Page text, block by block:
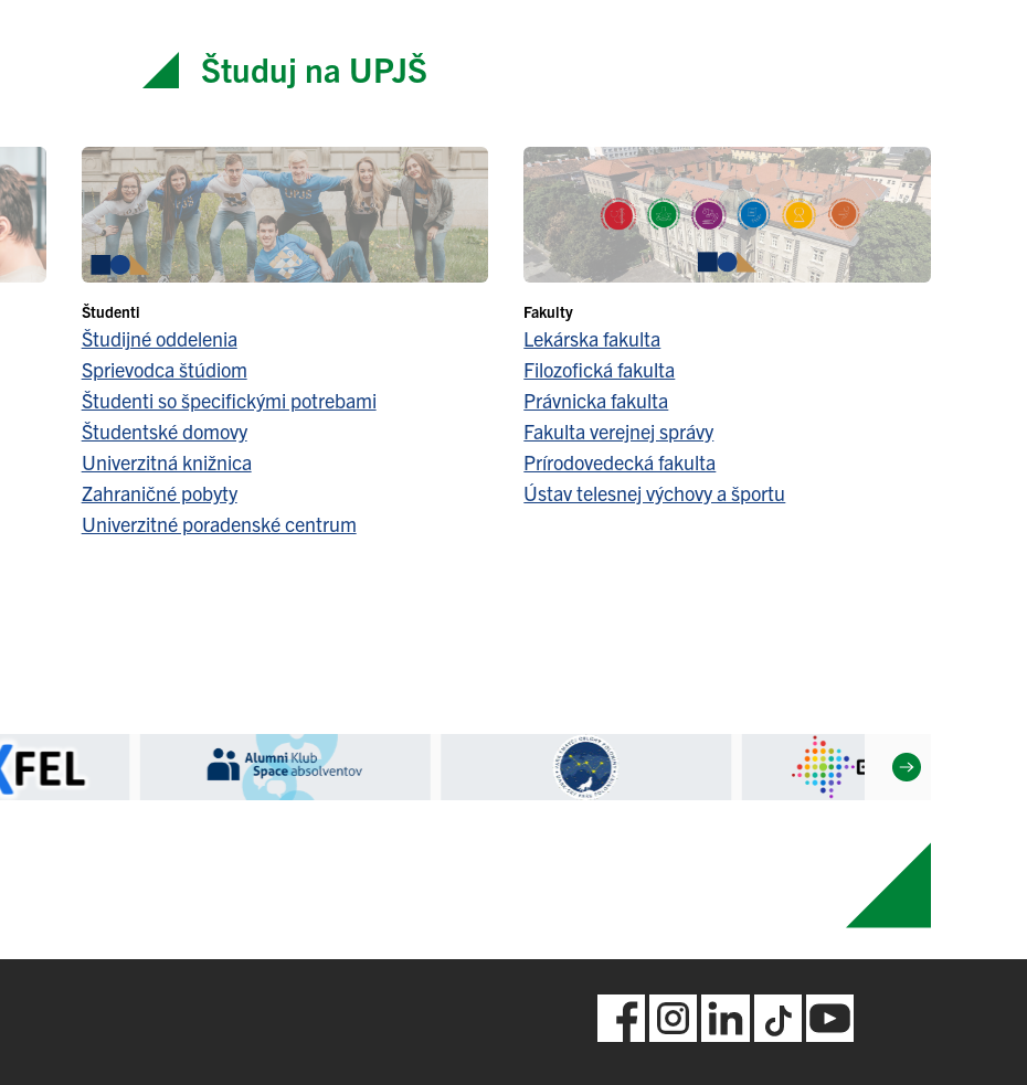
Študuj na UPJŠ
Študenti
Študijné oddelenia
Sprievodca štúdiom
Študenti so špecifickými potrebami
Študentské domovy
Univerzitná knižnica
Zahraničné pobyty
Univerzitné poradenské centrum
Fakulty
Lekárska fakulta
Filozofická fakulta
Právnicka fakulta
Fakulta verejnej správy
Prírodovedecká fakulta
Ústav telesnej výchovy a športu